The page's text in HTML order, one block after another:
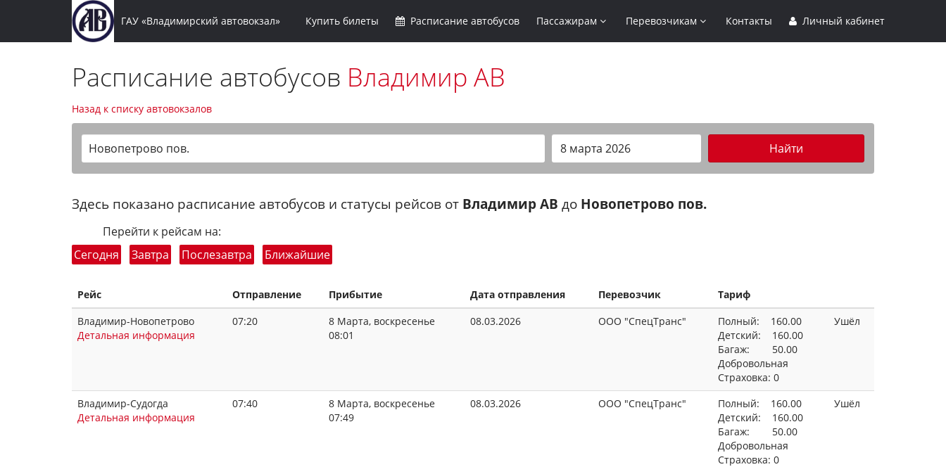
ГАУ «Владимирский автовокзал» Купить билеты Расписание автобусов Пассажирам Перевозчикам Контакты Личный кабинет
Расписание автобусов Владимир АВ
Назад к списку автовокзалов
Новопетрово пов. Найти
Здесь показано расписание автобусов и статусы рейсов от Владимир АВ до Новопетрово пов.
Перейти к рейсам на:
Сегодня
Завтра Послезавтра Ближайшие
Рейс Отправление Прибытие Дата отправления Перевозчик
Тариф
Владимир-Новопетрово
Детальная информация
07:20
8 Марта, воскресенье
08:01
08.03.2026 ООО "СпецТранс"
Полный: 160.00
Детский: 160.00
Багаж: 50.00
Добровольная
Страховка: 0
Ушёл
Владимир-Судогда
Детальная информация
07:40
8 Марта, воскресенье
07:49
08.03.2026 ООО "СпецТранс"
Полный: 160.00
Детский: 160.00
Багаж: 50.00
Добровольная
Страховка: 0
Ушёл